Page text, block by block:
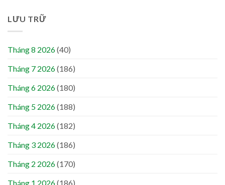
LƯU TRỮ
Tháng 8 2026(40)
Tháng 7 2026(186)
Tháng 6 2026(180)
Tháng 5 2026(188)
Tháng 4 2026(182)
Tháng 3 2026(186)
Tháng 2 2026(170)
Tháng 1 2026(186)